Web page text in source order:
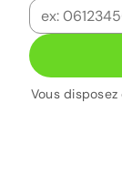
Vous